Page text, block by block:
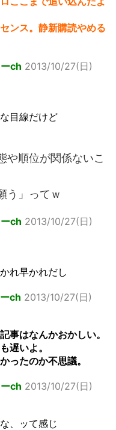
ンス。静新購読やめる
ch 2013/10/27(日)
目線だけど
や順位が関係ないこ
う」ってｗ
ch 2013/10/27(日)
れ早かれだし
ch 2013/10/27(日)
事はなんかおかしい。
遅いよ。
ったのか不思議。
ch 2013/10/27(日)
、ッて感じ